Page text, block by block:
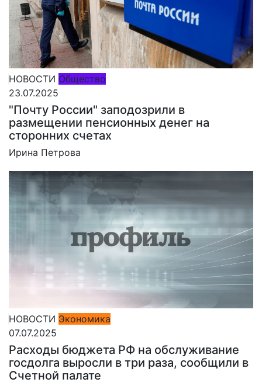
НОВОСТИ Общество
23.07.2025
"Почту России" заподозрили в
размещении пенсионных денег на
сторонних счетах
Ирина Петрова
НОВОСТИ Экономика
07.07.2025
Расходы бюджета РФ на обслуживание
госдолга выросли в три раза, сообщили в
Счетной палате